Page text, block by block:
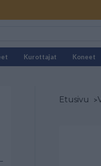
Kurottajat Koneet
Etusivu >